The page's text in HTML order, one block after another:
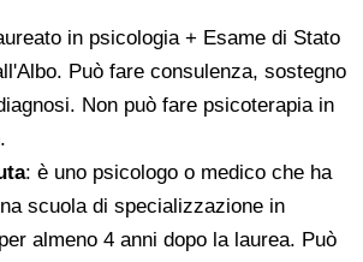
in psicologia + Esame di Stato
Può fare consulenza, sostegno
Non può fare psicoterapia in
: è uno psicologo o medico che ha
scuola di specializzazione in
almeno 4 anni dopo la laurea. Può